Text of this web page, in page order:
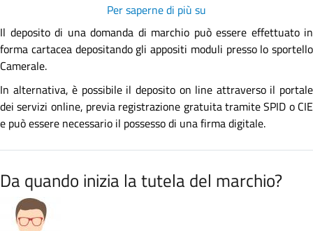
Per saperne di più su
si
può
depositare
domanda
di
marchio?
Il deposito di una domanda di marchio può essere effettuato in
forma cartacea depositando gli appositi moduli presso lo sportello
Camerale.
In alternativa, è possibile il deposito on line attraverso il portale
dei servizi online, previa registrazione gratuita tramite SPID o CIE
e può essere necessario il possesso di una firma digitale.
Da quando inizia la tutela del marchio?